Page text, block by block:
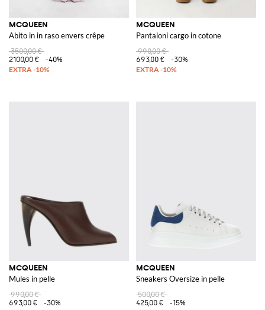
MCQUEEN
Abito in in raso envers crêpe
3500,00 €
2100,00 €
-40%
MCQUEEN
Pantaloni cargo in cotone
990,00 €
693,00 €
-30%
MCQUEEN
Mules in pelle
990,00 €
693,00 €
-30%
MCQUEEN
Sneakers Oversize in pelle
500,00 €
425,00 €
-15%